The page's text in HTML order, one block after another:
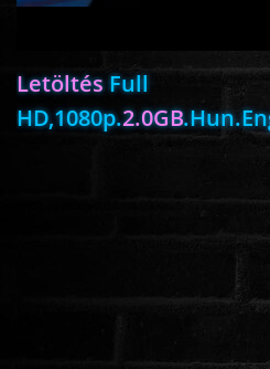
HÁBORÚS
LetöltésFull
HD,1080p.2.0GB